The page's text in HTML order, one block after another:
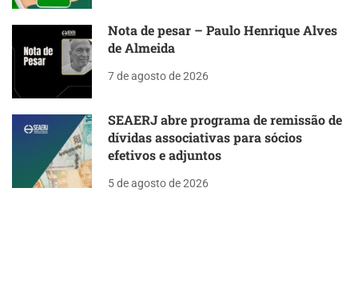
Nota de pesar – Paulo Henrique Alves
de Almeida
7 de agosto de 2026
SEAERJ abre programa de remissão de
dívidas associativas para sócios
efetivos e adjuntos
5 de agosto de 2026